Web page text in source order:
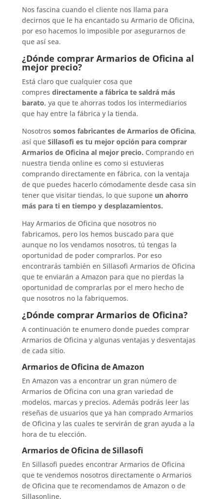
Nos fascina cuando el cliente nos llama para
decirnos que le ha encantado su Armario de Oficina,
por eso hacemos lo imposible por asegurarnos de
que así sea.
¿Dónde comprar Armarios de Oficina al
mejor precio?
Está claro que cualquier cosa que
compres directamente a fábrica te saldrá más
barato, ya que te ahorras todos los intermediarios
que hay entre la fábrica y la tienda.
Nosotros somos fabricantes de Armarios de Oficina,
así que Sillasofi es tu mejor opción para comprar
Armarios de Oficina al mejor precio. Comprando en
nuestra tienda online es como si estuvieras
comprando directamente en fábrica, con la ventaja
de que puedes hacerlo cómodamente desde casa sin
tener que visitar tiendas, lo que supone un ahorro
más para ti en tiempo y desplazamientos.
Hay Armarios de Oficina que nosotros no
fabricamos, pero los hemos buscado para que
aunque no los vendamos nosotros, tú tengas la
oportunidad de poder comprarlos. Por eso
encontrarás también en Sillasofi Armarios de Oficina
que te enviarán a Amazon para que no pierdas la
oportunidad de comprarlas por el mero hecho de
que nosotros no la fabriquemos.
¿Dónde comprar Armarios de Oficina?
A continuación te enumero donde puedes comprar
Armarios de Oficina y algunas ventajas y desventajas
de cada sitio.
Armarios de Oficina de Amazon
En Amazon vas a encontrar un gran número de
Armarios de Oficina con una gran variedad de
modelos, marcas y precios. Además podrás leer las
reseñas de usuarios que ya han comprado Armarios
de Oficina y las cuales te servirán de gran ayuda a la
hora de tu elección.
Armarios de Oficina de Sillasofi
En Sillasofi puedes encontrar Armarios de Oficina
que te vendemos nosotros directamente o Armarios
de Oficina que te recomendamos de Amazon o de
Sillasonline.